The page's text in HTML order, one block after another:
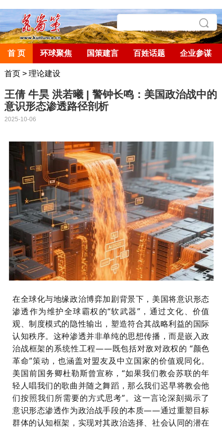
首 页 环球聚焦 国策建言 百姓话题 企业参谋
首页> 理论建设
王倩 牛昊 洪若曦 | 警钟长鸣：美国政治战中的
意识形态渗透路径剖析
2025-10-06
在全球化与地缘政治博弈加剧背景下，美国将意识形态
渗透作为维护全球霸权的“软武器”，通过文化、价值
观、制度模式的隐性输出，塑造符合其战略利益的国际
认知秩序。这种渗透并非单纯的思想传播，而是嵌入政
治战框架的系统性工程——既包括对敌对政权的 “颜色
革命”策动，也涵盖对盟友及中立国家的价值观同化。
美国前国务卿杜勒斯曾宣称，“如果我们教会苏联的年
轻人唱我们的歌曲并随之舞蹈，那么我们迟早将教会他
们按照我们所需要的方式思考”。这一言论深刻揭示了
意识形态渗透作为政治战手段的本质——通过重塑目标
群体的认知框架，实现对其政治选择、社会认同的潜在